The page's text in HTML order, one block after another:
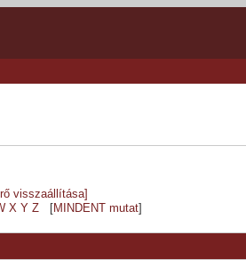
visszaállítása]
X Y Z[ MINDENT mutat]